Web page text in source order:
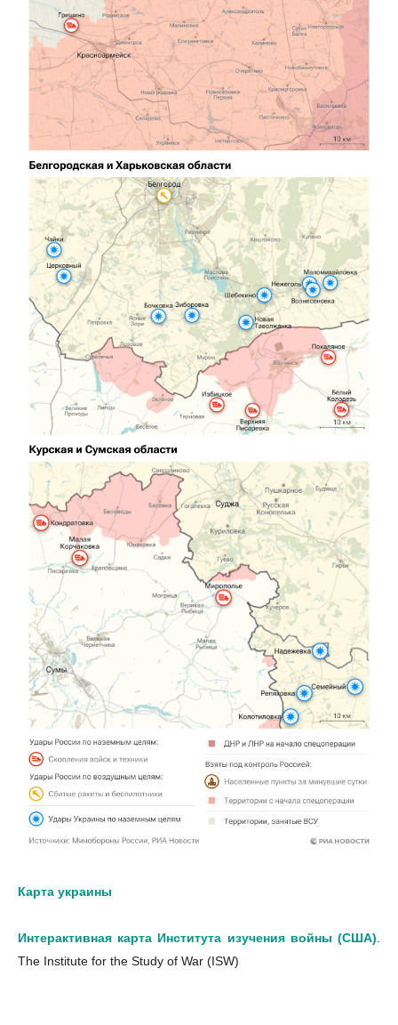
Карта украины
Интерактивная карта Института изучения войны (США)
The Institute for the Study of War (ISW)